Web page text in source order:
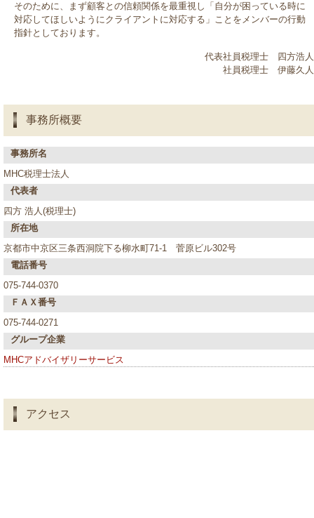
そのために、まず顧客との信頼関係を最重視し「自分が困っている時に
対応してほしいようにクライアントに対応する」ことをメンバーの行動
指針としております。
代表社員税理士 四方浩人
社員税理士 伊藤久人
事務所概要
事務所名
MHC税理士法人
代表者
四方 浩人(税理士)
所在地
京都市中京区三条西洞院下る柳水町71-1 菅原ビル302号
電話番号
075-744-0370
ＦＡＸ番号
075-744-0271
グループ企業
MHCアドバイザリーサービス
アクセス